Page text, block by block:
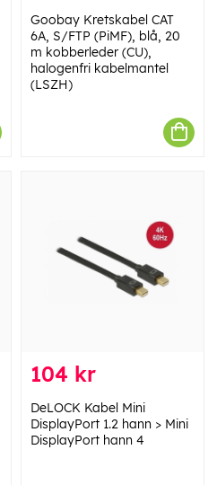
Goobay Kretskabel CAT
6A, S/FTP (PiMF), blå, 20
m kobberleder (CU),
halogenfri kabelmantel
(LSZH)
104 kr
DeLOCK Kabel Mini
DisplayPort 1.2 hann > Mini
DisplayPort hann 4